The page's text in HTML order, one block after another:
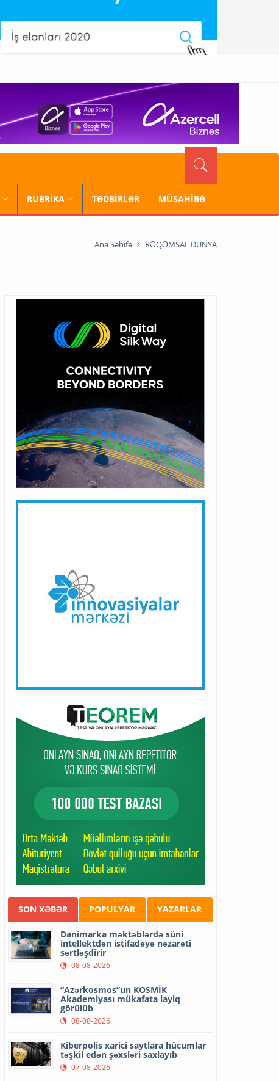
RUBRİKA TƏDBİRLƏR MÜSAHİBƏ
Ana Səhifə RƏQƏMSAL DÜNYA
SON XƏBƏR POPULYAR YAZARLAR
Danimarka məktəblərdə süni
intellektdən istifadəyə nəzarəti
sərtləşdirir
08-08-2026
“Azərkosmos”un KOSMİK
Akademiyası mükafata layiq
görülüb
08-08-2026
Kiberpolis xarici saytlara hücumlar
təşkil edən şəxsləri saxlayıb
07-08-2026